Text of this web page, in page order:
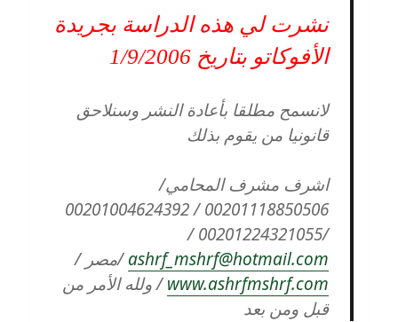
نشرت لي هذه الدراسة بجريدة
الأفوكاتو بتاريخ 1/9/2006
لانسمح مطلقا بأعادة النشر وسنلاحق
قانونيا من يقوم بذلك
اشرف مشرف المحامي/
00201118850506 / 00201004624392
/00201224321055 /
ashrf_mshrf@hotmail.com/مصر /
www.ashrfmshrf.com/ ولله الأمر من
قبل ومن بعد